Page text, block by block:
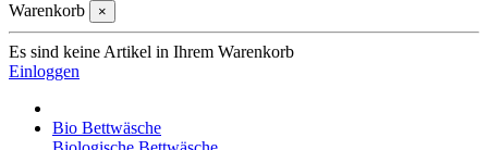
Warenkorb
×
Es sind keine Artikel in Ihrem Warenkorb
Einloggen
Bio Bettwäsche